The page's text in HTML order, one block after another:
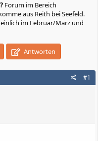
Forum im Bereich
aus Reith bei Seefeld.
im Februar/März und
Antworten
#1